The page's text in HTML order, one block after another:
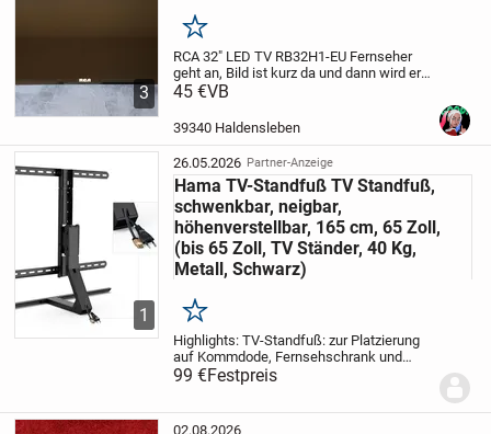
3
Merken
RCA 32" LED TV RB32H1-EU Fernseher
geht an, Bild ist kurz da und dann wird er
dunkel, Bild ist schwach weiter zu sehen.
dann auch ohne fehler 6 bis 7...
45 €VB
39340 Haldensleben
1
26.05.2026 Partner-Anzeige
Hama TV-Standfuß TV Standfuß,
schwenkbar, neigbar,
höhenverstellbar, 165 cm, 65 Zoll,
(bis 65 Zoll, TV Ständer, 40 Kg,
Metall, Schwarz)
Merken
Highlights: TV-Standfuß: zur Platzierung
auf Kommdode, Fernsehschrank und
Sideboard, geeignet für Flachbildschirme
mit einer Bildschirmdiagonale von 81 cm
Garantie:...
99 €Festpreis
02.08.2026